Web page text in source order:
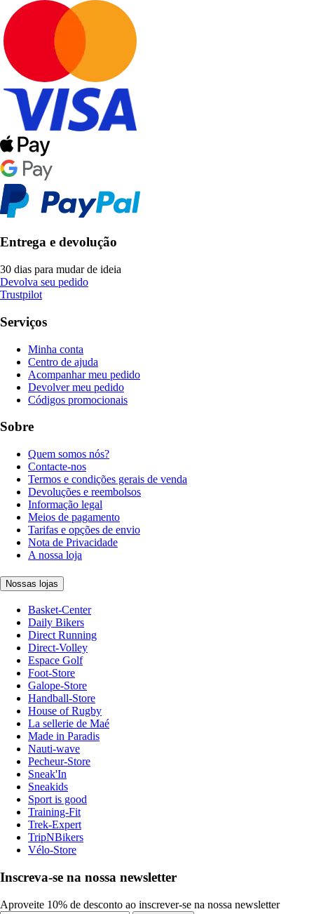
Entrega e devolução
30 dias para mudar de ideia
Devolva seu pedido
Trustpilot
Serviços
Minha conta
Centro de ajuda
Acompanhar meu pedido
Devolver meu pedido
Códigos promocionais
Sobre
Quem somos nós?
Contacte-nos
Termos e condições gerais de venda
Devoluções e reembolsos
Informação legal
Meios de pagamento
Tarifas e opções de envio
Nota de Privacidade
A nossa loja
Nossas lojas
Basket-Center
Daily Bikers
Direct Running
Direct-Volley
Espace Golf
Foot-Store
Galope-Store
Handball-Store
House of Rugby
La sellerie de Maé
Made in Paradis
Nauti-wave
Pecheur-Store
Sneak'In
Sneakids
Sport is good
Training-Fit
Trek-Expert
TripNBikers
Vélo-Store
Inscreva-se na nossa newsletter
Aproveite 10% de desconto ao inscrever-se na nossa newsletter